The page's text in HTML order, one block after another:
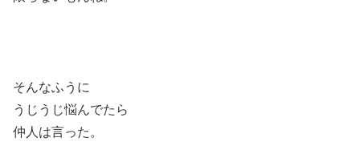
そんなふうに
うじうじ悩んでたら
仲人は言った。